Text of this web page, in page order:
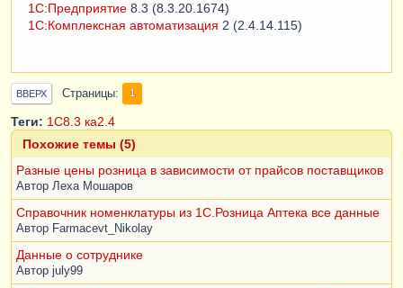
1С:Предприятие 8.3 (8.3.20.1674)
1С:Комплексная автоматизация 2 (2.4.14.115)
ВВЕРХ Страницы 1
Теги: 1С8.3 ка2.4
Похожие темы (5)
Разные цены розница в зависимости от прайсов поставщиков
Автор Леха Мошаров
Справочник номенклатуры из 1С.Розница Аптека все данные
Автор Farmacevt_Nikolay
Данные о сотруднике
Автор july99